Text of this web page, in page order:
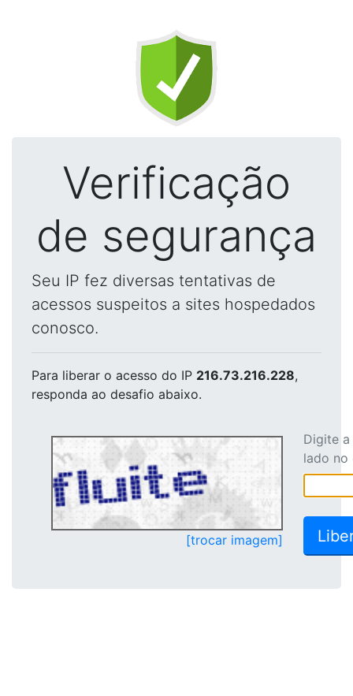
Verificação
de segurança
Seu IP fez diversas tentativas de
acessos suspeitos a sites hospedados
conosco.
Para liberar o acesso do IP 216.73.216.228,
responda ao desafio abaixo.
[trocar imagem]
Digite
lado no